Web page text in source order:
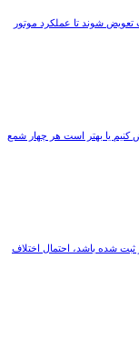
شوند تا عملکرد موتور
یا بهتر است هر چهار شمع
ثبت شده باشد، احتمال اختلاف